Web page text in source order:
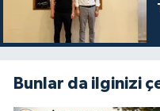
Bunlar da ilginizi